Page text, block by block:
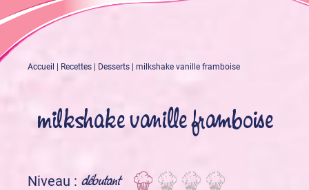
Accueil Recettes Desserts milkshake vanille framboise
milkshake vanille framboise
Niveau : débutant